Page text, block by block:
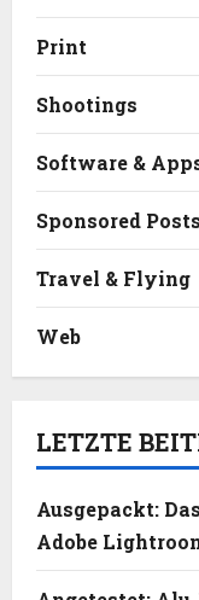
Print
Shootings
Software &
Sponsored
Travel & Flying
Web
LETZTE
Ausgepackt:
Adobe